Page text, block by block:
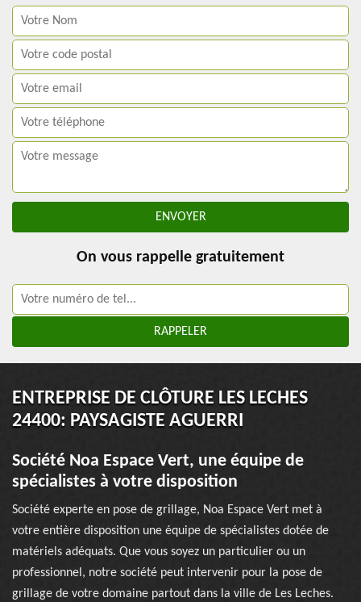
On vous rappelle gratuitement
ENTREPRISE DE CLÔTURE LES LECHES
24400: PAYSAGISTE AGUERRI
Société Noa Espace Vert, une équipe de
spécialistes à votre disposition
Société experte en pose de grillage, Noa Espace Vert met à
votre entière disposition une équipe de spécialistes dotée de
matériels adéquats. Que vous soyez un particulier ou un
professionnel, notre société peut intervenir pour la pose de
grillage de votre domaine partout dans la ville de Les Leches.